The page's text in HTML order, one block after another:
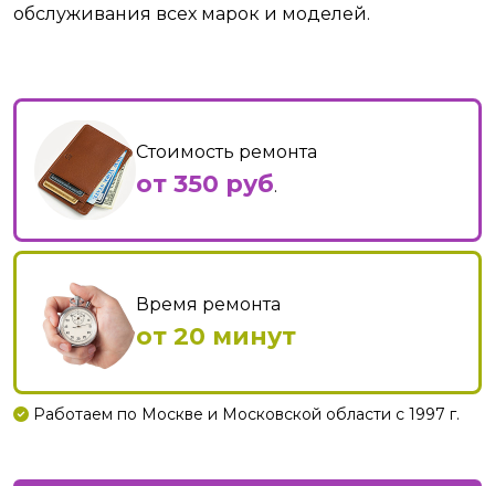
обслуживания всех марок и моделей.
Стоимость ремонта
от 350 руб.
Время ремонта
от 20 минут
Работаем по Москве и Московской области с 1997 г.